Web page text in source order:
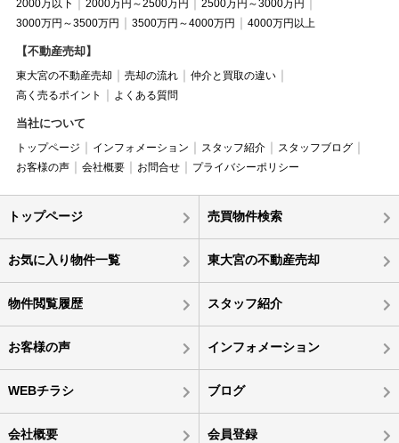
2000万以下 2000万円～2500万円
2500万円～3000万円
3000万円～3500万円
3500万円～4000万円 4000万円以上
【不動産売却】
東大宮の不動産売却 売却の流れ
仲介と買取の違い
高く売るポイント
よくある質問
当社について
トップページ インフォメーション スタッフ紹介
スタッフブログ
お客様の声
会社概要 お問合せ プライバシーポリシー
トップページ 売買物件検索
お気に入り物件一覧 東大宮の不動産売却
物件閲覧履歴 スタッフ紹介
お客様の声 インフォメーション
WEBチラシ ブログ
会社概要 会員登録